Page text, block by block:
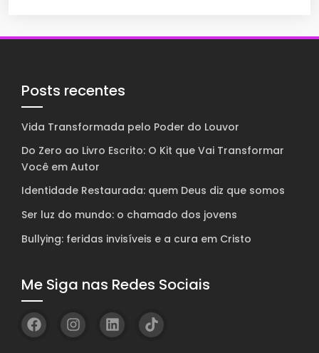
Posts recentes
Vida Transformada pelo Poder do Louvor
Do Zero ao Livro Escrito: O Kit que Vai Transformar
Você em Autor
Identidade Restaurada: quem Deus diz que somos
Ser luz do mundo: o chamado dos jovens
Bullying: feridas invisíveis e a cura em Cristo
Me Siga nas Redes Sociais